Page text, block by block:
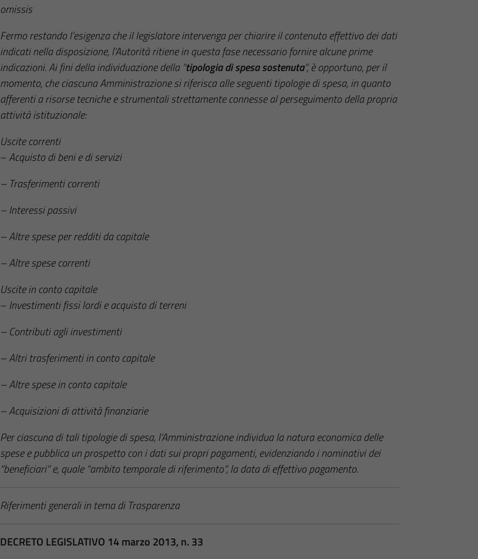
omissis
Fermo restando l’esigenza che il legislatore intervenga per chiarire il contenuto effettivo dei dati
indicati nella disposizione, l’Autorità ritiene in questa fase necessario fornire alcune prime
indicazioni. Ai fini della individuazione della “tipologia di spesa sostenuta”, è opportuno, per il
momento, che ciascuna Amministrazione si riferisca alle seguenti tipologie di spesa, in quanto
afferenti a risorse tecniche e strumentali strettamente connesse al perseguimento della propria
attività istituzionale:
Uscite correnti
–Acquisto di beni e di servizi
– Trasferimenti correnti
– Interessi passivi
– Altre spese per redditi da capitale
– Altre spese correnti
Uscite in conto capitale
– Investimenti fissi lordi e acquisto di terreni
– Contributi agli investimenti
– Altri trasferimenti in conto capitale
– Altre spese in conto capitale
– Acquisizioni di attività finanziarie
Per ciascuna di tali tipologie di spesa, l’Amministrazione individua la natura economica delle
spese e pubblica un prospetto con i dati sui propri pagamenti, evidenziando i nominativi dei
“beneficiari” e, quale “ambito temporale di riferimento”, la data di effettivo pagamento.
Riferimenti generali in tema di Trasparenza
DECRETO LEGISLATIVO 14 marzo 2013, n. 33